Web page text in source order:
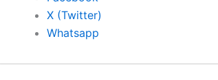
X (Twitter)
Whatsapp